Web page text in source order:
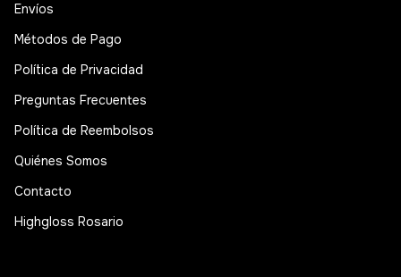
Envíos
Métodos de Pago
Política de Privacidad
Preguntas Frecuentes
Política de Reembolsos
Quiénes Somos
Contacto
Highgloss Rosario